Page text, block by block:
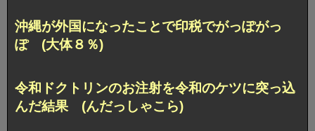
沖縄が外国になったことで印税でがっぽがっ
ぽ (大体８％)
令和ドクトリンのお注射を令和のケツに突っ込
んだ結果 (んだっしゃこら)